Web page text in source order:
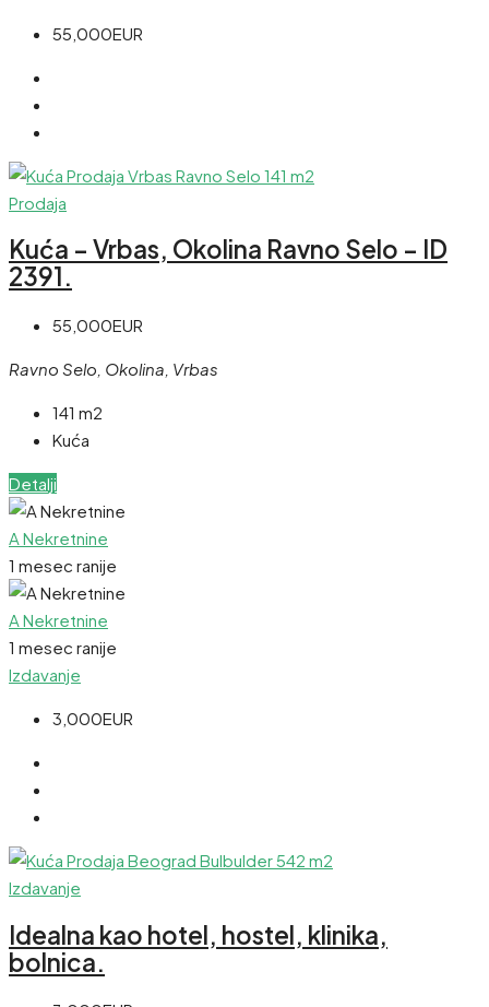
55,000EUR
Prodaja
Kuća – Vrbas, Okolina Ravno Selo – ID
2391.
55,000EUR
Ravno Selo, Okolina, Vrbas
141 m2
Kuća
Detalji
A Nekretnine
1 mesec ranije
A Nekretnine
1 mesec ranije
Izdavanje
3,000EUR
Izdavanje
Idealna kao hotel, hostel, klinika,
bolnica.